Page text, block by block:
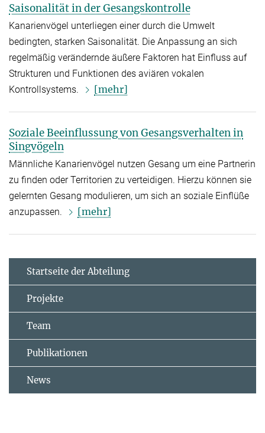
Saisonalität in der Gesangskontrolle
Kanarienvögel unterliegen einer durch die Umwelt
bedingten, starken Saisonalität. Die Anpassung an sich
regelmäßig verändernde äußere Faktoren hat Einfluss auf
Strukturen und Funktionen des aviären vokalen
Kontrollsystems.
[mehr]
Soziale Beeinflussung von Gesangsverhalten in
Singvögeln
Männliche Kanarienvögel nutzen Gesang um eine Partnerin
zu finden oder Territorien zu verteidigen. Hierzu können sie
gelernten Gesang modulieren, um sich an soziale Einflüße
anzupassen.
[mehr]
Startseite der Abteilung
Projekte
Team
Publikationen
News